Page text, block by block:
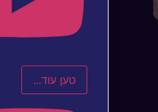
טען עוד...